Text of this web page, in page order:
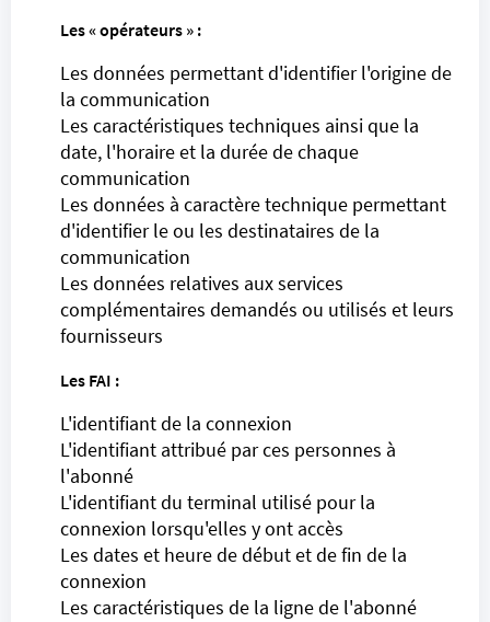
Les « opérateurs » :
Les données permettant d'identifier l'origine de
la communication
Les caractéristiques techniques ainsi que la
date, l'horaire et la durée de chaque
communication
Les données à caractère technique permettant
d'identifier le ou les destinataires de la
communication
Les données relatives aux services
complémentaires demandés ou utilisés et leurs
fournisseurs
Les FAI :
L'identifiant de la connexion
L'identifiant attribué par ces personnes à
l'abonné
L'identifiant du terminal utilisé pour la
connexion lorsqu'elles y ont accès
Les dates et heure de début et de fin de la
connexion
Les caractéristiques de la ligne de l'abonné